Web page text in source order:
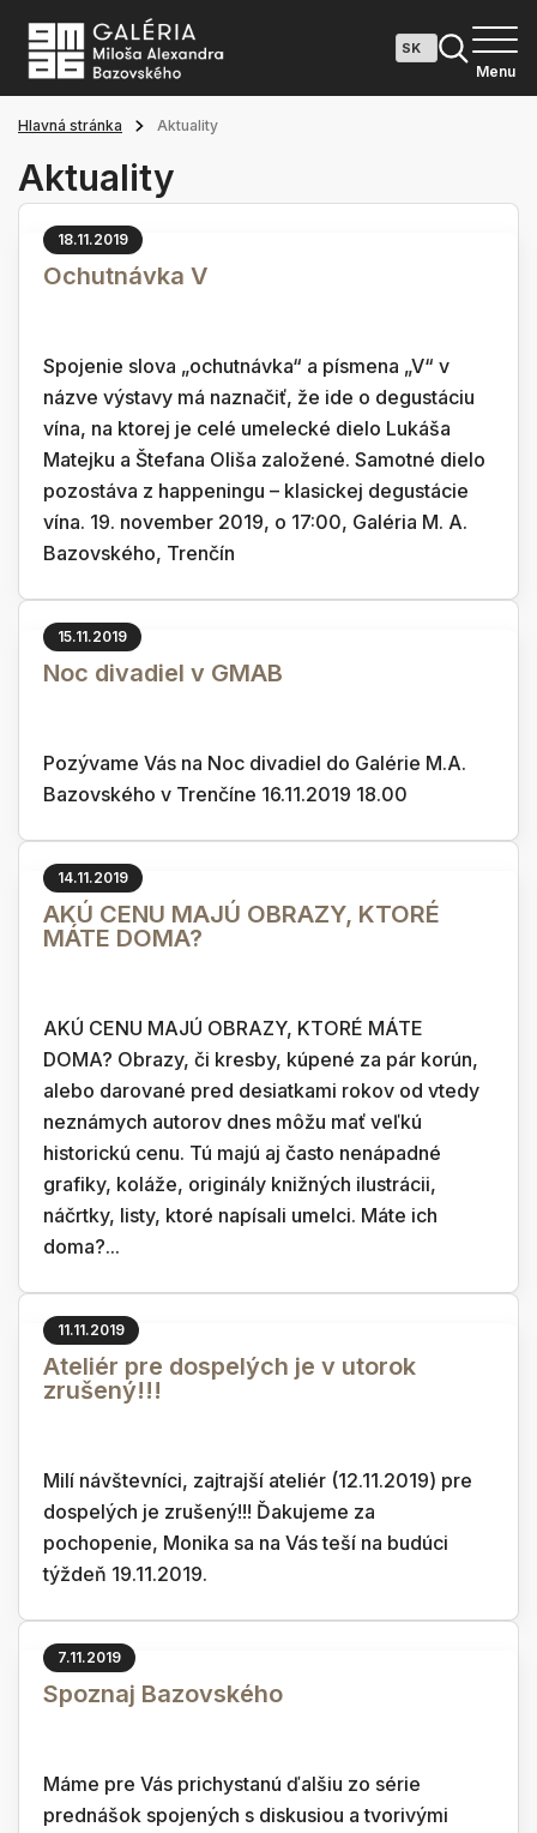
Menu
Hlavná stránka Aktuality
Aktuality
18.11.2019
Ochutnávka V
Spojenie slova „ochutnávka“ a písmena „V“ v
názve výstavy má naznačiť, že ide o degustáciu
vína, na ktorej je celé umelecké dielo Lukáša
Matejku a Štefana Oliša založené. Samotné dielo
pozostáva z happeningu – klasickej degustácie
vína. 19. november 2019, o 17:00, Galéria M. A.
Bazovského, Trenčín
15.11.2019
Noc divadiel v GMAB
Pozývame Vás na Noc divadiel do Galérie M.A.
Bazovského v Trenčíne 16.11.2019 18.00
14.11.2019
AKÚ CENU MAJÚ OBRAZY, KTORÉ
MÁTE DOMA?
AKÚ CENU MAJÚ OBRAZY, KTORÉ MÁTE
DOMA? Obrazy, či kresby, kúpené za pár korún,
alebo darované pred desiatkami rokov od vtedy
neznámych autorov dnes môžu mať veľkú
historickú cenu. Tú majú aj často nenápadné
grafiky, koláže, originály knižných ilustrácii,
náčrtky, listy, ktoré napísali umelci. Máte ich
doma?...
11.11.2019
Ateliér pre dospelých je v utorok
zrušený!!!
Milí návštevníci, zajtrajší ateliér (12.11.2019) pre
dospelých je zrušený!!! Ďakujeme za
pochopenie, Monika sa na Vás teší na budúci
týždeň 19.11.2019.
7.11.2019
Spoznaj Bazovského
Máme pre Vás prichystanú ďalšiu zo série
prednášok spojených s diskusiou a tvorivými